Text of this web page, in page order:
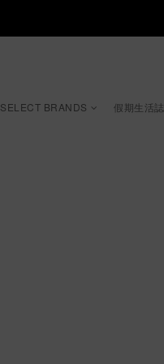
SELECT BRANDS 假期生活誌